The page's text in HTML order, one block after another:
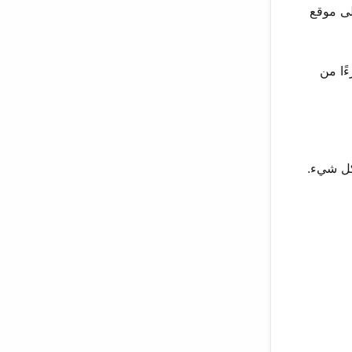
موقع
من